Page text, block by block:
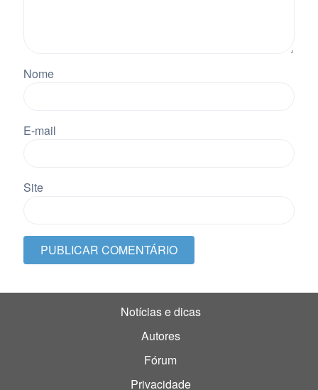
Nome
E-mail
Site
Notícias e dicas
Autores
Fórum
Privacidade